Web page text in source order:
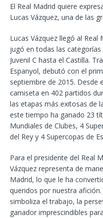
El Real Madrid quiere
Lucas Vázquez, una de las
Lucas Vázquez llegó al
jugó en todas las
Juvenil C hasta el Castilla.
Espanyol, debutó con el
septiembre de 2015. Desde
camiseta en 402 partidos
las etapas más exitosas de
este tiempo ha ganado 23
Mundiales de Clubes, 4
del Rey y 4 Supercopas de
Para el presidente del Real
Vázquez representa de
Madrid, lo que le ha
queridos por nuestra
simboliza el trabajo, la
ganador imprescindibles